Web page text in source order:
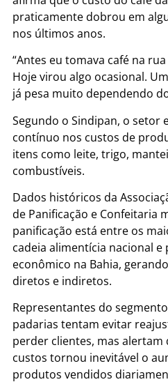
praticamente dobrou em
nos últimos anos.
“Antes eu tomava café na
Hoje virou algo ocasional.
já pesa muito dependendo
Segundo o Sindipan, o setor
contínuo nos custos de
itens como leite, trigo,
combustíveis.
Dados históricos da
de Panificação e Confeitaria
panificação está entre os
cadeia alimentícia nacional
econômico na Bahia,
diretos e indiretos.
Representantes do
padarias tentam evitar
perder clientes, mas alertam
custos tornou inevitável o
produtos vendidos